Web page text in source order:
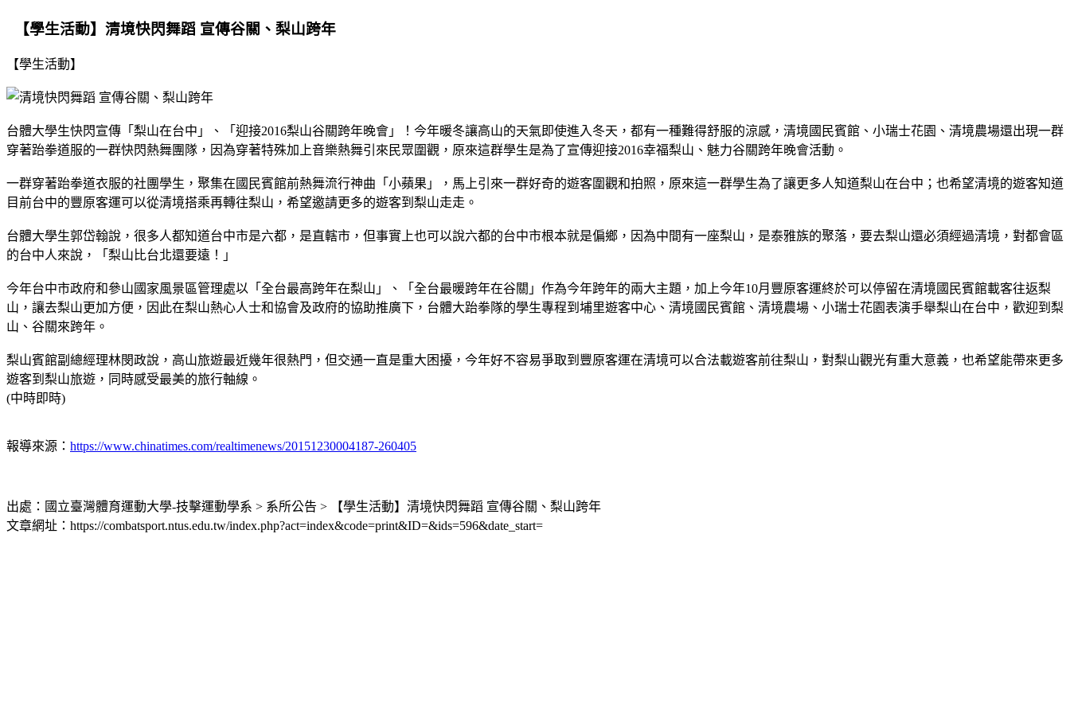
【學生活動】清境快閃舞蹈 宣傳谷關、梨山跨年
【學生活動】
台體大學生快閃宣傳「梨山在台中」、「迎接2016梨山谷關跨年晚會」！今年暖冬讓高山的天氣即使進入冬天，都有一種難得舒服的涼感，清境國民賓館、小瑞士花園、清境農場還出現一群
穿著跆拳道服的一群快閃熱舞團隊，因為穿著特殊加上音樂熱舞引來民眾圍觀，原來這群學生是為了宣傳迎接2016幸福梨山、魅力谷關跨年晚會活動。
一群穿著跆拳道衣服的社團學生，聚集在國民賓館前熱舞流行神曲「小蘋果」，馬上引來一群好奇的遊客圍觀和拍照，原來這一群學生為了讓更多人知道梨山在台中；也希望清境的遊客知道
目前台中的豐原客運可以從清境搭乘再轉往梨山，希望邀請更多的遊客到梨山走走。
台體大學生郭岱翰說，很多人都知道台中市是六都，是直轄市，但事實上也可以說六都的台中市根本就是偏鄉，因為中間有一座梨山，是泰雅族的聚落，要去梨山還必須經過清境，對都會區
的台中人來說，「梨山比台北還要遠！」
今年台中市政府和參山國家風景區管理處以「全台最高跨年在梨山」、「全台最暖跨年在谷關」作為今年跨年的兩大主題，加上今年10月豐原客運終於可以停留在清境國民賓館載客往返梨
山，讓去梨山更加方便，因此在梨山熱心人士和協會及政府的協助推廣下，台體大跆拳隊的學生專程到埔里遊客中心、清境國民賓館、清境農場、小瑞士花園表演手舉梨山在台中，歡迎到梨
山、谷關來跨年。
梨山賓館副總經理林閔政說，高山旅遊最近幾年很熱門，但交通一直是重大困擾，今年好不容易爭取到豐原客運在清境可以合法載遊客前往梨山，對梨山觀光有重大意義，也希望能帶來更多
遊客到梨山旅遊，同時感受最美的旅行軸線。
(中時即時)
報導來源： https://www.chinatimes.com/realtimenews/20151230004187-260405
出處：國立臺灣體育運動大學-技擊運動學系 > 系所公告 > 【學生活動】清境快閃舞蹈 宣傳谷關、梨山跨年
文章網址：https://combatsport.ntus.edu.tw/index.php?act=index&code=print&ID=&ids=596&date_start=